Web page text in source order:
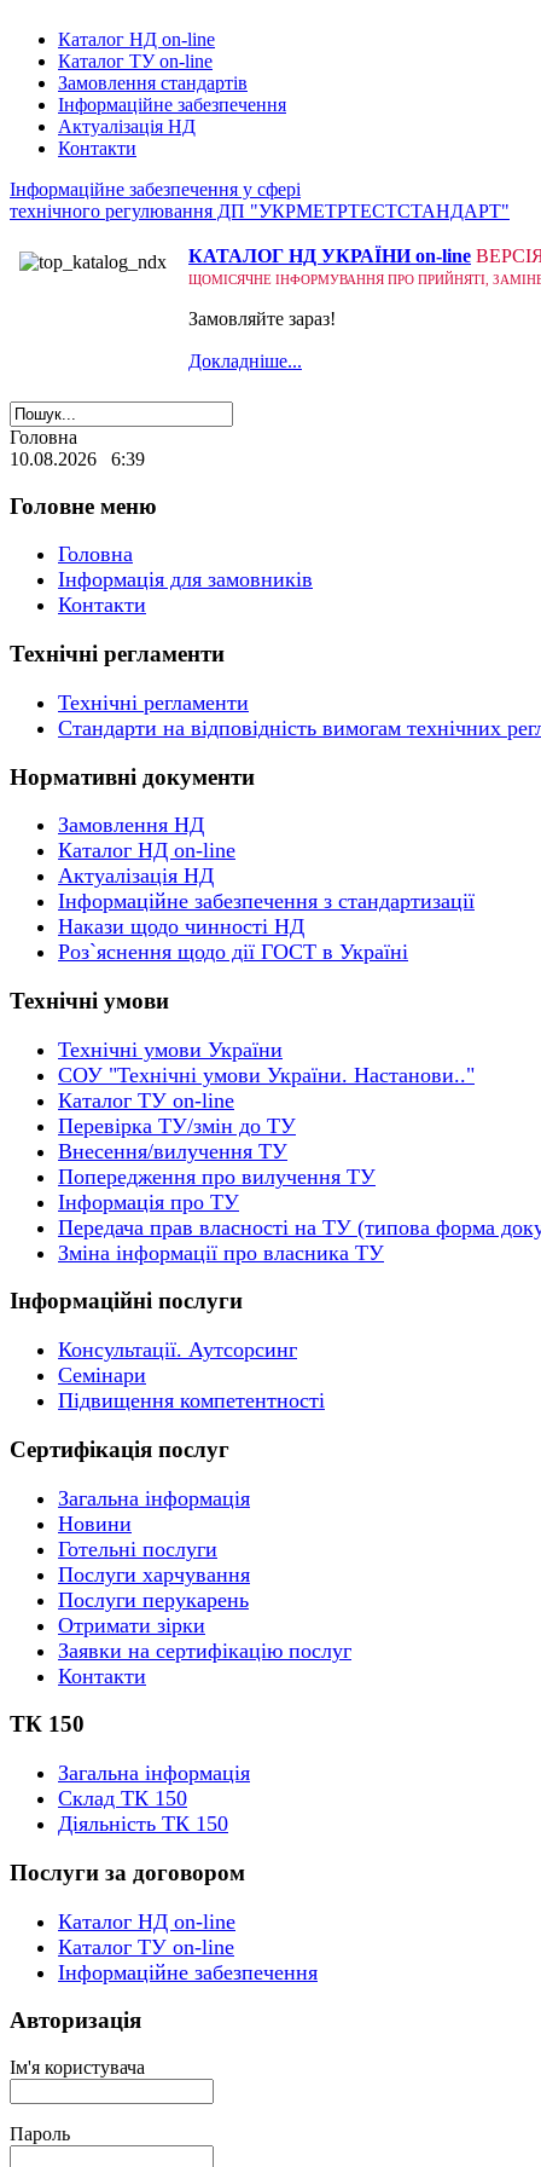
Каталог НД on-line
Каталог ТУ on-line
Замовлення стандартів
Інформаційне забезпечення
Актуалізація НД
Контакти
Інформаційне забезпечення у сфері
технічного регулювання ДП "УКРМЕТРТЕСТСТАНДАРТ"
КАТАЛОГ НД УКРАЇНИ on-line
ЩОМІСЯЧНЕ ІНФОРМУВАННЯ ПРО ПРИЙНЯТІ,
Замовляйте зараз!
Докладніше...
Головна
10.08.2026 6:39
Головне меню
Головна
Інформація для замовників
Контакти
Технічні регламенти
Технічні регламенти
Стандарти на відповідність вимогам технічних
Нормативні документи
Замовлення НД
Каталог НД on-line
Актуалізація НД
Інформаційне забезпечення з стандартизації
Накази щодо чинності НД
Роз`яснення щодо дії ГОСТ в Україні
Технічні умови
Технічні умови України
СОУ "Технічні умови України. Настанови.."
Каталог ТУ on-line
Перевірка ТУ/змін до ТУ
Внесення/вилучення ТУ
Попередження про вилучення ТУ
Інформація про ТУ
Передача прав власності на ТУ (типова форма
Зміна інформації про власника ТУ
Інформаційні послуги
Консультації. Аутсорсинг
Семінари
Підвищення компетентності
Сертифікація послуг
Загальна інформація
Новини
Готельні послуги
Послуги харчування
Послуги перукарень
Отримати зірки
Заявки на сертифікацію послуг
Контакти
ТК 150
Загальна інформація
Склад ТК 150
Діяльність ТК 150
Послуги за договором
Каталог НД on-line
Каталог ТУ on-line
Інформаційне забезпечення
Авторизація
Ім'я користувача
Пароль